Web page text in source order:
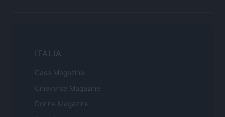
ITALIA
Casa Magazine
Cineverse Magazine
Donne Magazine